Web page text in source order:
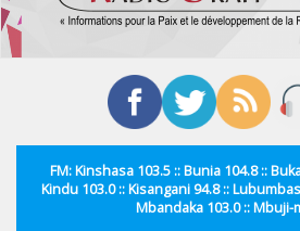
FM: Kinshasa 103.5 :: Bunia 104.8 ::
Kindu 103.0 :: Kisangani 94.8 ::
Mbandaka 103.0 :: Mbuji-